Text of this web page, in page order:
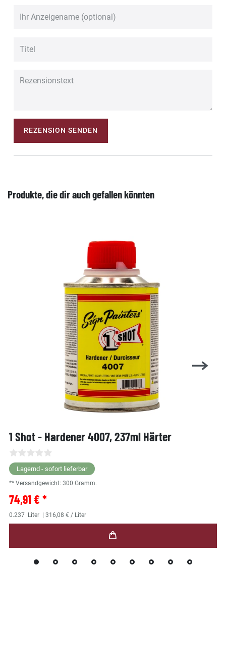
REZENSION SENDEN
Produkte, die dir auch gefallen könnten
1 Shot - Hardener 4007, 237ml Härter
Lagernd - sofort lieferbar
** Versandgewicht: 300 Gramm.
74,91 € *
0.237 Liter | 316,08 € / Liter